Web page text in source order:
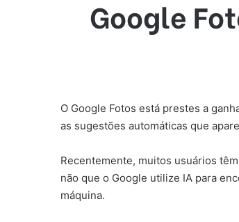
Google
O Google Fotos está prestes a
as sugestões automáticas que
Recentemente, muitos usuários
não que o Google utilize IA para
máquina.